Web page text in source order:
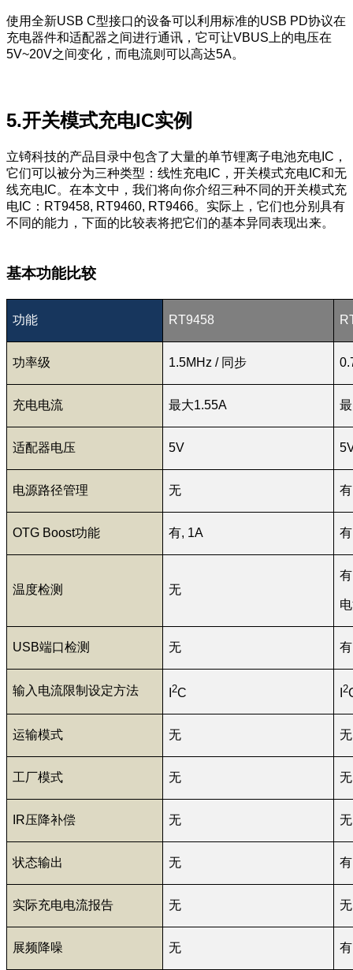
使用全新USB C型接口的设备可以利用标准的USB PD协议在
充电器件和适配器之间进行通讯，它可让VBUS上的电压在
5V~20V之间变化，而电流则可以高达5A。
5.开关模式充电IC实例
立锜科技的产品目录中包含了大量的单节锂离子电池充电IC，
它们可以被分为三种类型：线性充电IC，开关模式充电IC和无
线充电IC。在本文中，我们将向你介绍三种不同的开关模式充
电IC：RT9458, RT9460, RT9466。实际上，它们也分别具有
不同的能力，下面的比较表将把它们的基本异同表现出来。
基本功能比较
功能 RT9458
功率级 1.5MHz / 同步
充电电流 最大1.55A
适配器电压 5V
电源路径管理 无
OTG Boost功能 有, 1A
温度检测 无
USB端口检测 无
输入电流限制设定方法 I2C I2
运输模式 无 无
工厂模式 无 无
IR压降补偿 无 无
状态输出 无
实际充电电流报告 无 无
展频降噪 无 有